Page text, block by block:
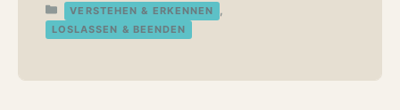
Kategorien
VERSTEHEN & ERKENNEN
LOSLASSEN & BEENDEN